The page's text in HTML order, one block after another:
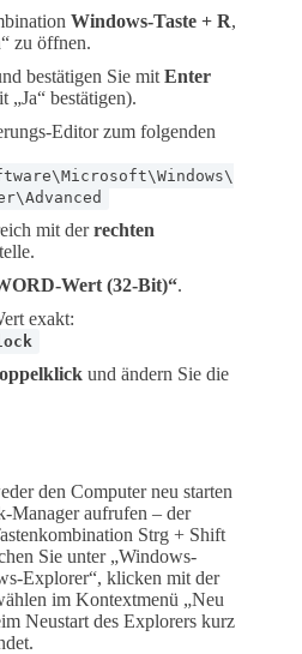
Windows-Taste + R,
zu öffnen.
bestätigen Sie mit Enter
bestätigen).
Editor zum folgenden
mit derrechten
Wert (32-Bit)“.
exakt:
und ändern Sie die
den Computer neu starten
Manager aufrufen – der
Strg + Shift
Sie unter „Windows-
Explorer“, klicken mit der
im Kontextmenü „Neu
Neustart des Explorers kurz